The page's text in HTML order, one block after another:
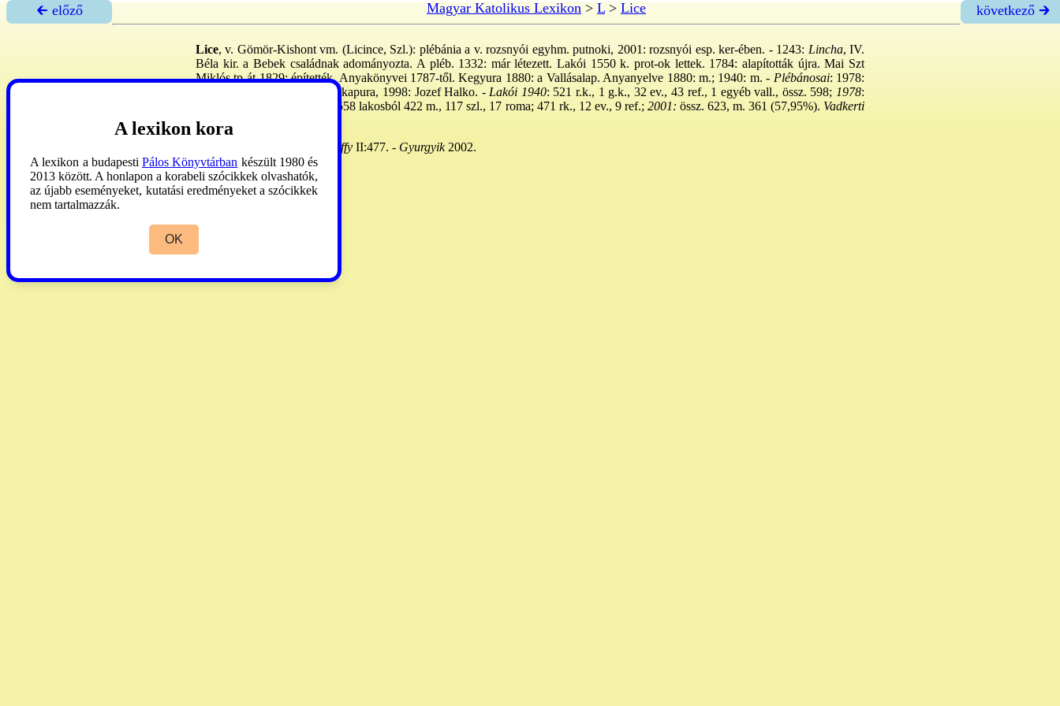
🡰 előző Magyar Katolikus Lexikon> L> Lice következő 🡲
Lice, v. Gömör-Kishont vm. (Licince, Szl.): plébánia a v. rozsnyói egyhm. putnoki, 2001: rozsnyói esp. ker-ében. - 1243: Lincha, IV.
Béla kir. a Bebek családnak adományozta. A pléb. 1332: már létezett. Lakói 1550 k. prot-ok lettek. 1784: alapították újra. Mai Szt
Miklós tp-át 1829: építették. Anyakönyvei 1787-től. Kegyura 1880: a Vallásalap. Anyanyelve 1880: m.; 1940: m. - Plébánosai: 1978:
Kabla Lajos, 1991: Gregor Skapura, 1998: Jozef Halko. -Lakói 1940: 521 r.k., 1 g.k., 32 ev., 43 ref., 1 egyéb vall., össz. 598; 1978:
: 558 lakosból 422 m., 117 szl., 17 roma; 471 rk., 12 ev., 9 ref.; 2001: össz. 623, m. 361 (57,95%). Vadkerti
István
Györffy II:477. - Gyurgyik2002.
A lexikon kora
A lexikon a budapesti Pálos Könyvtárban készült 1980 és
2013 között. A honlapon a korabeli szócikkek olvashatók,
az újabb eseményeket, kutatási eredményeket a szócikkek
nem tartalmazzák.
OK